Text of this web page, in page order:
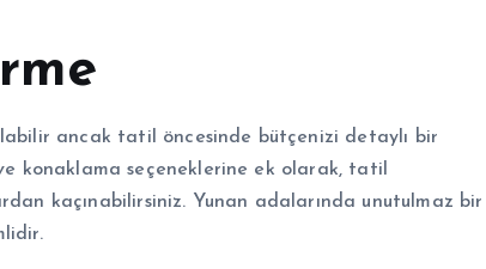
ancak tatil öncesinde bütçenizi detaylı bir
konaklama seçeneklerine ek olarak, tatil
kaçınabilirsiniz. Yunan adalarında unutulmaz bir